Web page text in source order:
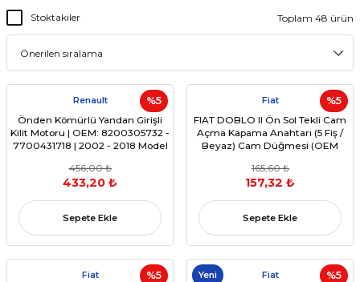
Stoktakiler Toplam 48 ürün
%5
Renault
Önden Kömürlü Yandan Girişli
Kilit Motoru | OEM: 8200305732 -
7700431718 | 2002 - 2018 Model
456,00 ₺
433,20 ₺
Sepete Ekle
%5
Fiat
FIAT DOBLO II Ön Sol Tekli Cam
Açma Kapama Anahtarı (5 Fiş /
Beyaz) Cam Düğmesi (OEM
165,60 ₺
157,32 ₺
Sepete Ekle
%5
Fiat %5
Yeni Fiat